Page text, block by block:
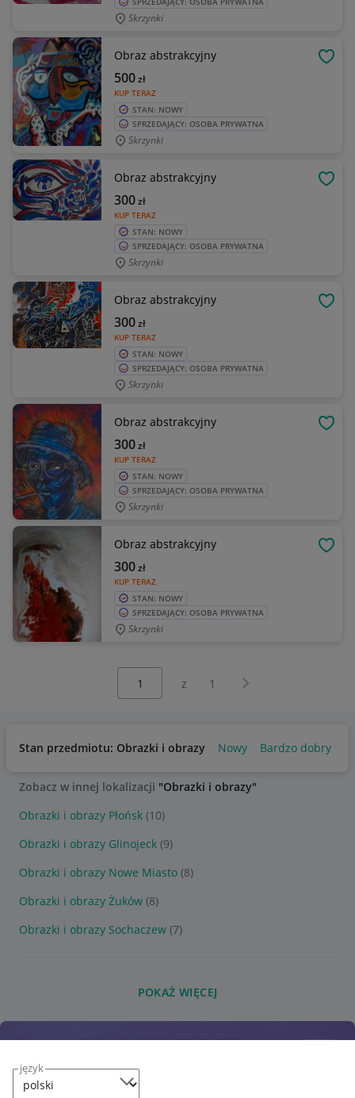
język
Skrzynki
Obraz abstrakcyjny
KUP TERAZ
500zł
STAN: NOWY
SPRZEDAJĄCY: OSOBA PRYWATNA
Skrzynki
Obraz abstrakcyjny
KUP TERAZ
300zł
STAN: NOWY
SPRZEDAJĄCY: OSOBA PRYWATNA
Skrzynki
Obraz abstrakcyjny
KUP TERAZ
300zł
STAN: NOWY
SPRZEDAJĄCY: OSOBA PRYWATNA
Skrzynki
Obraz abstrakcyjny
KUP TERAZ
300zł
STAN: NOWY
SPRZEDAJĄCY: OSOBA PRYWATNA
Skrzynki
Obraz abstrakcyjny
KUP TERAZ
300zł
STAN: NOWY
SPRZEDAJĄCY: OSOBA PRYWATNA
Skrzynki
z 1 Następna strona
Stan przedmiotu: Obrazki i obrazy Nowy Bardzo dobry
Zobacz w innej lokalizacji "Obrazki i obrazy"
Obrazki i obrazy Płońsk (10)
Obrazki i obrazy Glinojeck (9)
Obrazki i obrazy Nowe Miasto (8)
Obrazki i obrazy Żuków (8)
Obrazki i obrazy Sochaczew (7)
POKAŻ WIĘCEJ